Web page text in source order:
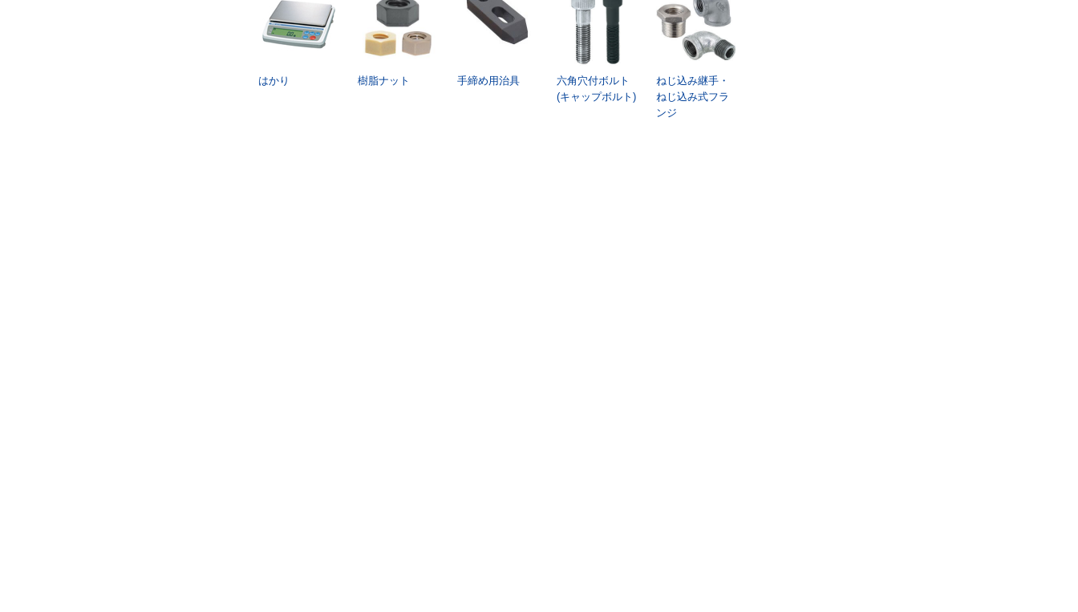
はかり 樹脂ナット 手締め用治具
六角穴付ボルト
(キャップボルト)
ねじ込み継手・
ねじ込み式フラ
ンジ